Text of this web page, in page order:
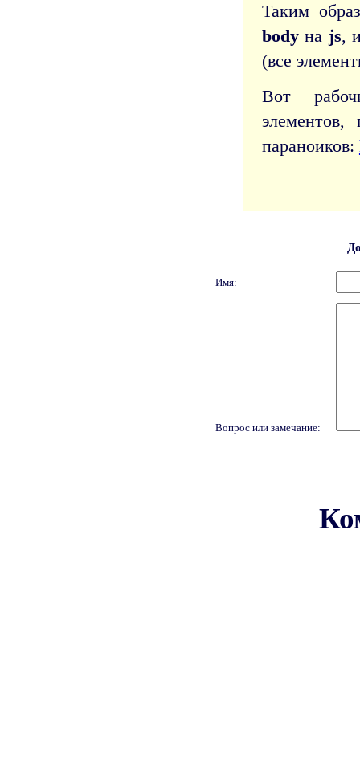
Таким
bodyна js,
(все
Вот
параноиков:
Имя:
Вопрос или замечание: